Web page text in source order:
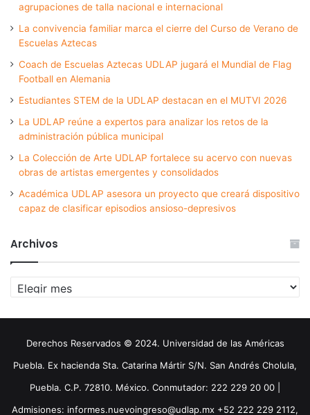
agrupaciones de talla nacional e internacional
La convivencia familiar marca el cierre del Curso de Verano de
Escuelas Aztecas
Coach de Escuelas Aztecas UDLAP jugará el Mundial de Flag
Football en Alemania
Estudiantes STEM de la UDLAP destacan en el MUTVI 2026
La UDLAP reúne a expertos para analizar los retos de la
administración pública municipal
La Colección de Arte UDLAP fortalece su acervo con nuevas
obras de artistas emergentes y consolidados
Académica UDLAP asesora un proyecto que creará dispositivo
capaz de clasificar episodios ansioso-depresivos
Archivos
Archivos
Derechos Reservados © 2024. Universidad de las Américas
Puebla. Ex hacienda Sta. Catarina Mártir S/N. San Andrés Cholula,
Puebla. C.P. 72810. México. Conmutador: 222 229 20 00 |
Admisiones: informes.nuevoingreso@udlap.mx +52 222 229 2112,